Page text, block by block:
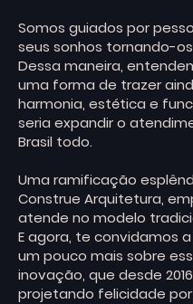
Somos guiados por
seus sonhos tornando-
Dessa maneira,
uma forma de trazer
harmonia, estética e
seria expandir o
Brasil todo.
Uma ramificação
Construe Arquitetura,
atende no modelo
E agora, te convidamos
um pouco mais sobre
inovação, que desde
projetando felicidade